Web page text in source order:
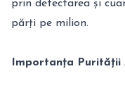
prin detectarea și
părți pe milion.
Importanța Purității